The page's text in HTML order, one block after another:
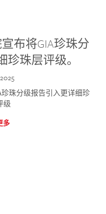
布将GIA珍珠分
珠层评级。
珠分级报告引入更详细珍
级
多